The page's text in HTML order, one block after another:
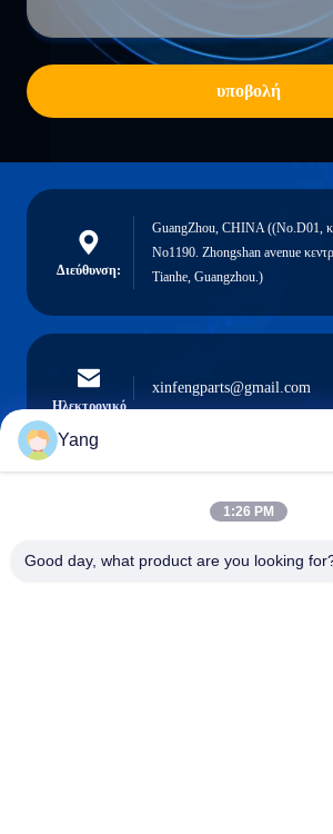
υποβολή
Διεύθυνση:
GuangZhou, CHINA ((No.D01,
No1190. Zhongshan avenue
Tianhe, Guangzhou.)
Ηλεκτρονικό
xinfengparts@gmail.com
0086-189-9844-3486
Yang
1:26 PM
Good day, what product are you looking